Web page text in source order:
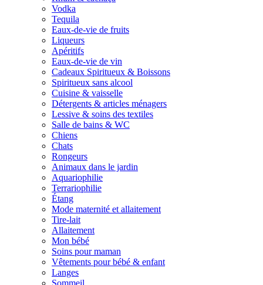
Vodka
Tequila
Eaux-de-vie de fruits
Liqueurs
Apéritifs
Eaux-de-vie de vin
Cadeaux Spiritueux & Boissons
Spiritueux sans alcool
Cuisine & vaisselle
Détergents & articles ménagers
Lessive & soins des textiles
Salle de bains & WC
Chiens
Chats
Rongeurs
Animaux dans le jardin
Aquariophilie
Terrariophilie
Étang
Mode maternité et allaitement
Tire-lait
Allaitement
Mon bébé
Soins pour maman
Vêtements pour bébé & enfant
Langes
Sommeil